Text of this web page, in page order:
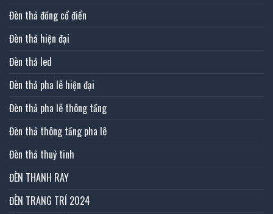
Đèn thả đồng cổ điển
Đèn thả hiện đại
Đèn thả led
Đèn thả pha lê hiện đại
Đèn thả pha lê thông tầng
Đèn thả thông tầng pha lê
Đèn thả thuỷ tinh
ĐÈN THANH RAY
ĐÈN TRANG TRÍ 2024